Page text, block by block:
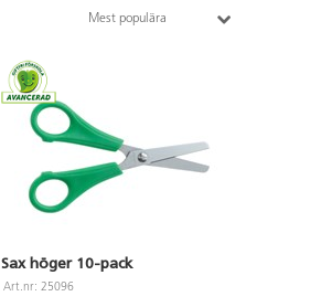
Mest populära
Sax höger 10-pack
Art.nr: 25096